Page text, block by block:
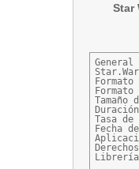
Star
General
Tasa
Fecha